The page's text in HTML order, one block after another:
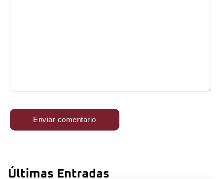
Últimas Entradas